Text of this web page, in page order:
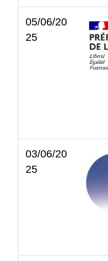
05/06/20
25
03/06/20
25